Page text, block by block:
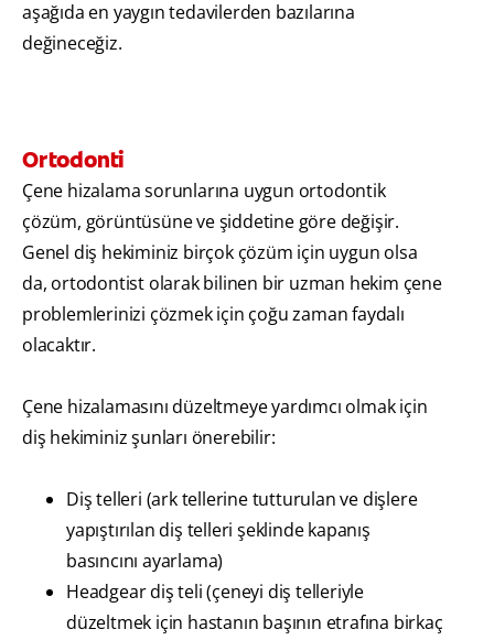
aşağıda en yaygın tedavilerden bazılarına
değineceğiz.
Ortodonti
Çene hizalama sorunlarına uygun ortodontik
çözüm, görüntüsüne ve şiddetine göre değişir.
Genel diş hekiminiz birçok çözüm için uygun olsa
da, ortodontist olarak bilinen bir uzman hekim çene
problemlerinizi çözmek için çoğu zaman faydalı
olacaktır.
Çene hizalamasını düzeltmeye yardımcı olmak için
diş hekiminiz şunları önerebilir:
Diş telleri (ark tellerine tutturulan ve dişlere
yapıştırılan diş telleri şeklinde kapanış
basıncını ayarlama)
Headgear diş teli (çeneyi diş telleriyle
düzeltmek için hastanın başının etrafına birkaç